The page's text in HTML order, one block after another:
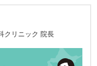
クリニック 院長